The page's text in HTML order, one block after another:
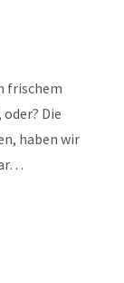
frischem
Die
haben wir